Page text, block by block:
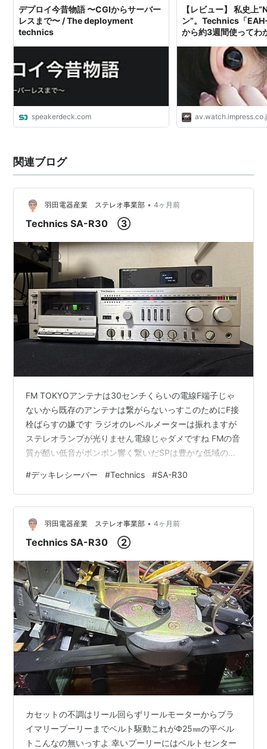
デプロイ今昔物語 〜CGIからサーバー
レスまで〜 / The deployment
technics
speakerdeck.com
【レビュー】 私史上
ン”。Technics「
から約3週間使ってわ
関連ブログ
羽田電器産業 ステレオ事業部 • 4ヶ月前
Technics SA-R30 ③
FM TOKYOアンテナは30センチくらいの電線F端子じゃ
ないから既存のアンテナは繋がらないっすこのためにF接
栓ばらすの嫌です ラジオのレベルメーターは振れますが
ステレオランプが光りません電線じゃダメですね FMの音
質が酷い低音がボンボン響く繋いだSPは豊かな低域の
題じゃなくて放送側の問題っす NHK FMは普通のバラン
スで鳴ります 上の周波数はワイドFMの文化放送
（91.6MHz）まで受信可能 デッキの音質はさすがにイマ
イチですね でも安価なデッキレシーバーは録音レベルが
オートだったりメーターが付いてない製品も多いので立
#デッキレシーバー #Technics #SA-R30
羽田電器産業 ステレオ事業部 • 4ヶ月前
Technics SA-R30 ②
カセットの不調はリール回らずリールモーターからプラ
イマリープーリーまでベルト駆動これがΦ25㎜の平ベル
トこんなの無いっすよ 幸いプーリーにはベルトセンター